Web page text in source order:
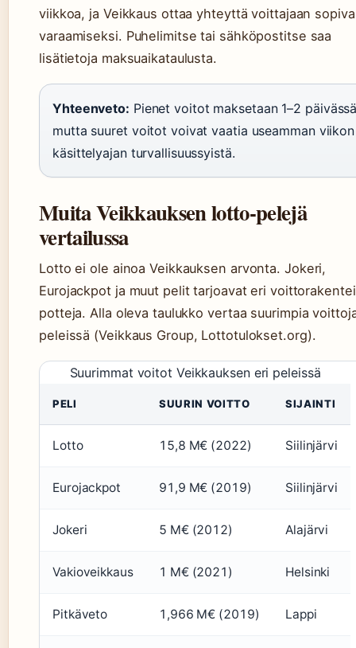
viikkoa, ja Veikkaus ottaa yhteyttä voittajaan
varaamiseksi. Puhelimitse tai sähköpostitse saa
lisätietoja maksuaikataulusta.
Yhteenveto: Pienet voitot maksetaan 1–2
mutta suuret voitot voivat vaatia useamman viikon
käsittelyajan turvallisuussyistä.
Muita Veikkauksen lotto-pelejä
vertailussa
Lotto ei ole ainoa Veikkauksen arvonta. Jokeri,
Eurojackpot ja muut pelit tarjoavat eri
potteja. Alla oleva taulukko vertaa suurimpia
peleissä (Veikkaus Group, Lottotulokset.org).
Suurimmat voitot Veikkauksen eri peleissä
PELI SUURIN VOITTO SIJAINTI
Lotto 15,8 M€ (2022) Siilinjärvi
Eurojackpot 91,9 M€ (2019) Siilinjärvi
Jokeri 5 M€ (2012) Alajärvi
Vakioveikkaus 1 M€ (2021) Helsinki
Pitkäveto 1,966 M€ (2019) Lappi